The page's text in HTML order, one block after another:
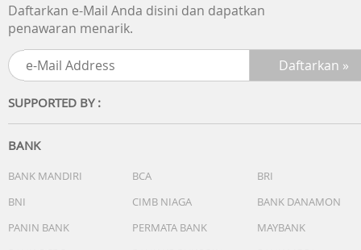
Daftarkan e-Mail Anda disini dan dapatkan
penawaran menarik.
SUPPORTED BY :
BANK
BANK MANDIRI BCA
BRI
BNI
CIMB NIAGA
BANK DANAMON
PANIN BANK
PERMATA BANK
MAYBANK